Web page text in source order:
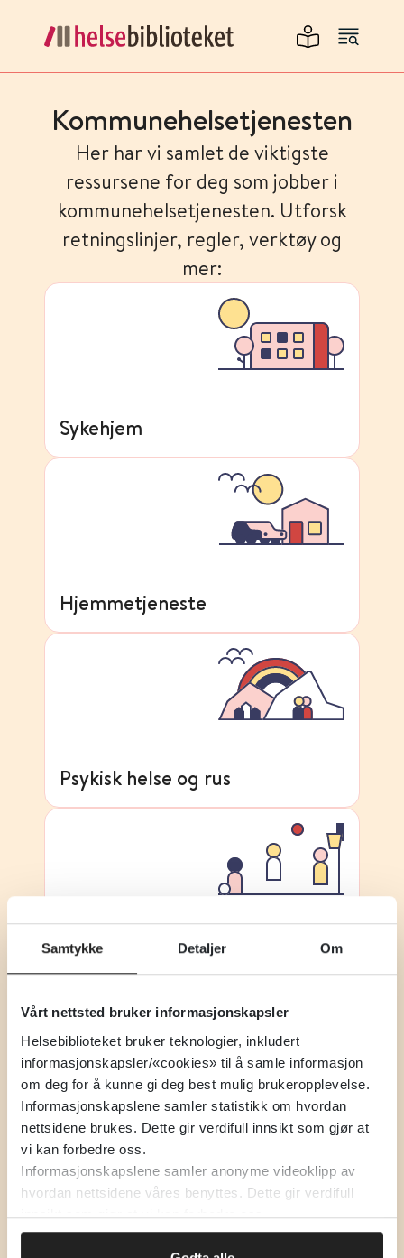
Samtykke Detaljer Om
Vårt nettsted bruker informasjonskapsler
Helsebiblioteket bruker teknologier, inkludert
informasjonskapsler/«cookies» til å samle informasjon
om deg for å kunne gi deg best mulig brukeropplevelse.
Informasjonskapslene samler statistikk om hvordan
nettsidene brukes. Dette gir verdifull innsikt som gjør at
vi kan forbedre oss.
Informasjonskapslene samler anonyme videoklipp av
hvordan nettsidene våres benyttes. Dette gir verdifull
innsikt som gjør at vi kan forbedre oss.
Kommunehelse­tjenesten
Her har vi samlet de viktigste
ressursene for deg som jobber i
kommunehelse­tjenesten. Utforsk
retningslinjer, regler, verktøy og
mer:
Sykehjem
Hjemmetjeneste
Psykisk helse og rus
Skolehelsetjenesten og
helsestasjon for ungdom
Svangerskapsomsorg
og helsestasjon